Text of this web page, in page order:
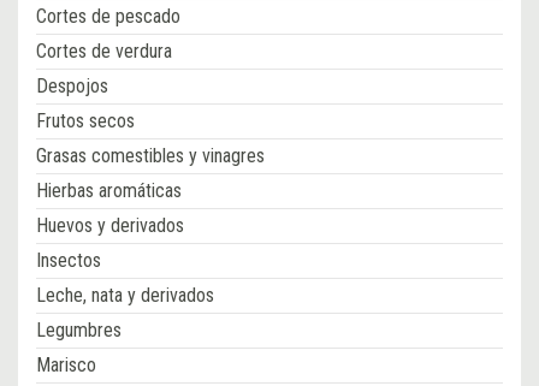
Cortes de pescado
Cortes de verdura
Despojos
Frutos secos
Grasas comestibles y vinagres
Hierbas aromáticas
Huevos y derivados
Insectos
Leche, nata y derivados
Legumbres
Marisco